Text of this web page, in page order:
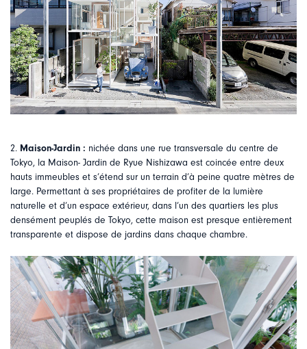
2. Maison-Jardin : nichée dans une rue transversale du centre de
Tokyo, la Maison- Jardin de Ryue Nishizawa est coincée entre deux
hauts immeubles et s’étend sur un terrain d’à peine quatre mètres de
large. Permettant à ses propriétaires de profiter de la lumière
naturelle et d’un espace extérieur, dans l’un des quartiers les plus
densément peuplés de Tokyo, cette maison est presque entièrement
transparente et dispose de jardins dans chaque chambre.